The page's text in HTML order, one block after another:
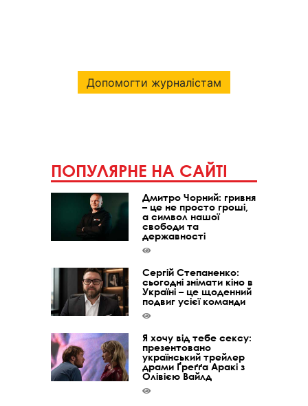
Допомогти журналістам
ПОПУЛЯРНЕ НА САЙТІ
Дмитро Чорний: гривня
– це не просто гроші,
а символ нашої
свободи та
державності
Сергій Степаненко:
сьогодні знімати кіно в
Україні – це щоденний
подвиг усієї команди
Я хочу від тебе сексу:
презентовано
український трейлер
драми Ґреґґа Аракі з
Олівією Вайлд